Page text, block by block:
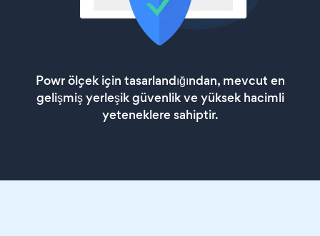
Powr ölçek için tasarlandığından, mevcut en
gelişmiş yerleşik güvenlik ve yüksek hacimli
yeteneklere sahiptir.